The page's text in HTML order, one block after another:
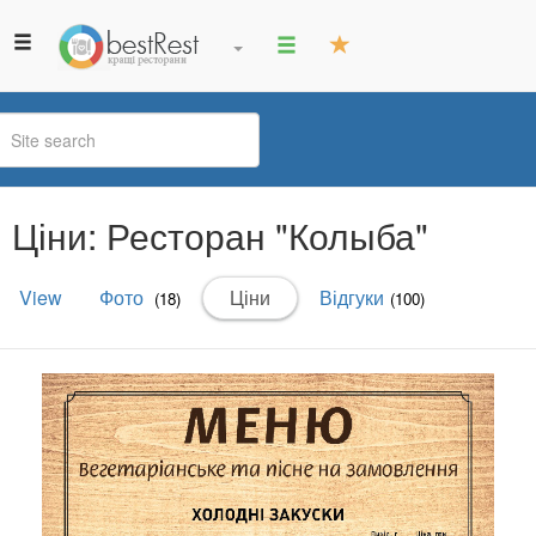
You
are
here
Ціни: Ресторан "Колыба"
Primary
View Фото (18) Ціни (active
tab)
Відгуки (100)